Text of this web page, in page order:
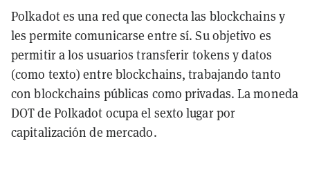
Polkadot es una red que conecta las blockchains y
les permite comunicarse entre sí. Su objetivo es
permitir a los usuarios transferir tokens y datos
(como texto) entre blockchains, trabajando tanto
con blockchains públicas como privadas. La moneda
DOT de Polkadot ocupa el sexto lugar por
capitalización de mercado.